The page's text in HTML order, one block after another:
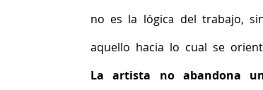
no es la lógica del trabajo,
La artista no abandona